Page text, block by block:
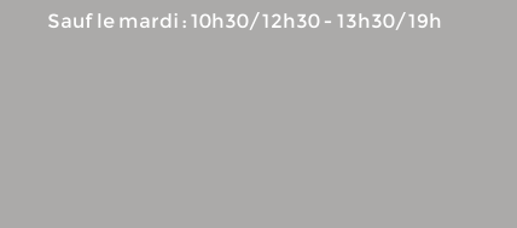
Sauf le mardi : 10h30/12h30 - 13h30/19h